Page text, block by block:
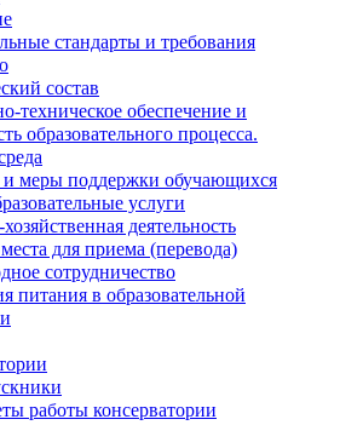
стандарты и требования
состав
техническое обеспечение и
образовательного процесса.
меры поддержки обучающихся
услуги
деятельность
для приема (перевода)
сотрудничество
питания в образовательной
работы консерватории